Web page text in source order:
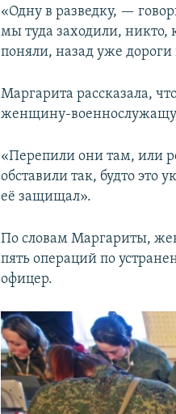
«Одну в разведку, —
мы туда заходили, никто,
поняли, назад уже дороги
Маргарита рассказала,
женщину-
«Перепили они там, или
обставили так, будто это
её защищал».
По словам Маргариты,
пять операций по
офицер.